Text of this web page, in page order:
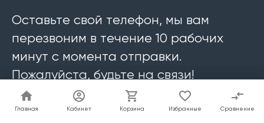
Главная Кабинет Корзина Избранные Сравнение
Главная Кабинет Корзина Избранные Сравнение
Оставьте свой телефон, мы вам
перезвоним в течение 10 рабочих
минут с момента отправки.
Пожалуйста, будьте на связи!